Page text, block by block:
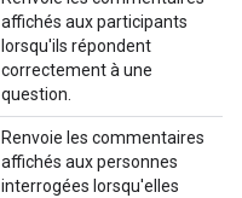
affichés aux participants
lorsqu'ils répondent
correctement à une
question.
Renvoie les commentaires
affichés aux personnes
interrogées lorsqu'elles